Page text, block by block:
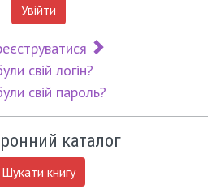
Увійти
свій логін?
свій пароль?
каталог
Шукати книгу